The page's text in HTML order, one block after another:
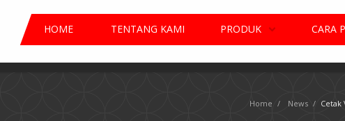
HOME TENTANG KAMI PRODUK CARA
Home / News / Cetak